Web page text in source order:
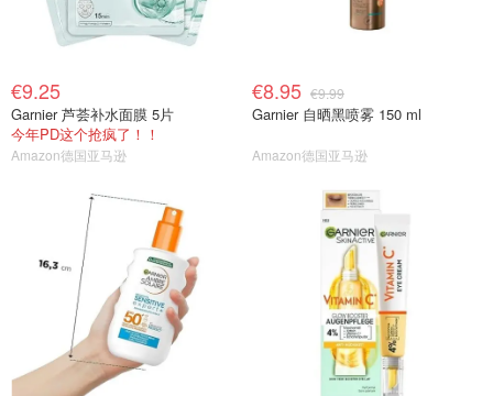
€9.25
Garnier 芦荟补水面膜 5片
今年PD这个抢疯了！！
Amazon德国亚马逊
€8.95 €9.99
Garnier 自晒黑喷雾 150 ml
Amazon德国亚马逊